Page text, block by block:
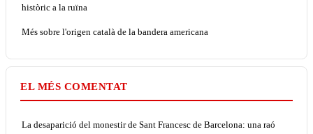
històric a la ruïna
Més sobre l'origen català de la bandera americana
EL MÉS COMENTAT
La desaparició del monestir de Sant Francesc de Barcelona: una raó